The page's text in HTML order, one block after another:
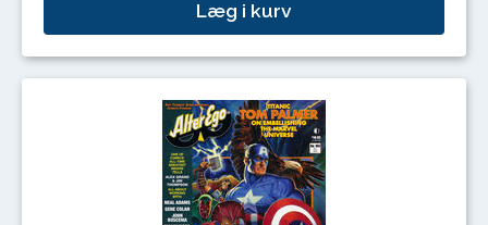
Læg i kurv